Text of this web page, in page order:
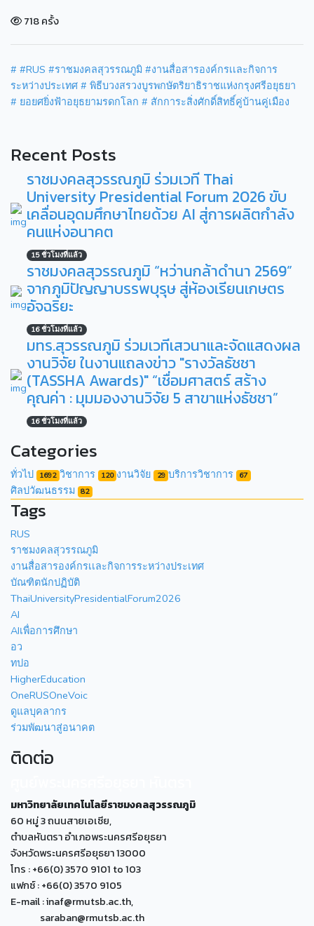
718 ครั้ง
# #RUS #ราชมงคลสุวรรณภูมิ #งานสื่อสารองค์กรเเละกิจการ
ระหว่างประเทศ # พิธีบวงสรวงบูรพกษัตริยาธิราชแห่งกรุงศรีอยุธยา
# ยอยศยิ่งฟ้าอยุธยามรดกโลก # สักการะสิ่งศักดิ์สิทธิ์คู่บ้านคู่เมือง
Recent Posts
ราชมงคลสุวรรณภูมิ ร่วมเวที Thai
University Presidential Forum 2026 ขับ
เคลื่อนอุดมศึกษาไทยด้วย AI สู่การผลิตกำลัง
คนแห่งอนาคต
15 ชั่วโมงที่แล้ว
ราชมงคลสุวรรณภูมิ “หว่านกล้าดำนา 2569”
จากภูมิปัญญาบรรพบุรุษ สู่ห้องเรียนเกษตร
อัจฉริยะ
16 ชั่วโมงที่แล้ว
มทร.สุวรรณภูมิ ร่วมเวทีเสวนาและจัดแสดงผล
งานวิจัย ในงานแถลงข่าว "รางวัลธัชชา
(TASSHA Awards)" “เชื่อมศาสตร์ สร้าง
คุณค่า : มุมมองงานวิจัย 5 สาขาแห่งธัชชา”
16 ชั่วโมงที่แล้ว
Categories
ทั่วไป 1692 วิชาการ 120 งานวิจัย 29 บริการวิชาการ 67
ศิลปวัฒนธรรม 82
Tags
RUS
ราชมงคลสุวรรณภูมิ
งานสื่อสารองค์กรเเละกิจการระหว่างประเทศ
บัณฑิตนักปฏิบัติ
ThaiUniversityPresidentialForum2026
AI
AIเพื่อการศึกษา
อว
ทปอ
HigherEducation
OneRUSOneVoic
ดูแลบุคลากร
ร่วมพัฒนาสู่อนาคต
ติดต่อ
มหาวิทยาลัยเทคโนโลยีราชมงคลสุวรรณภูมิ
60 หมู่ 3 ถนนสายเอเซีย,
ตำบลหันตรา อำเภอพระนครศรีอยุธยา
จังหวัดพระนครศรีอยุธยา 13000
โทร : +66(0) 3570 9101 to 103
แฟกซ์ : +66(0) 3570 9105
E-mail : inaf@rmutsb.ac.th,
saraban@rmutsb.ac.th